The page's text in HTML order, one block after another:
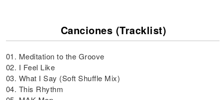
Canciones (Tracklist)
01. Meditation to the Groove
02. I Feel Like
03. What I Say (Soft Shuffle Mix)
04. This Rhythm